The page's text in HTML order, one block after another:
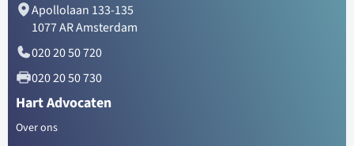
Apollolaan 133-135
1077 AR Amsterdam
020 20 50 720
020 20 50 730
Hart Advocaten
Over ons